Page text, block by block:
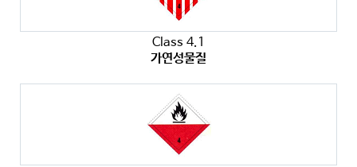
Class 4.1
가연성물질